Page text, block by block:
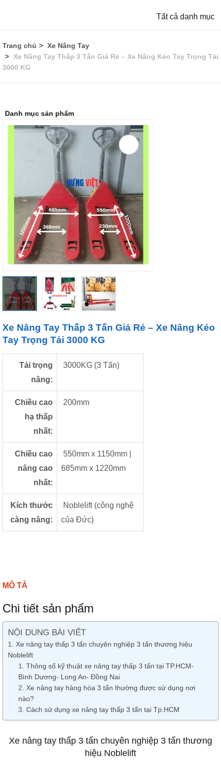
Tất cả danh mục
Trang chủ
Xe Nâng Tay
Xe Nâng Tay Thấp 3 Tấn Giá Rẻ – Xe Nâng Kéo Tay Trọng Tải
3000 KG
Danh mục sản phẩm
Xe Nâng Tay Thấp 3 Tấn Giá Rẻ – Xe Nâng Kéo
Tay Trọng Tải 3000 KG
Tải trọng
nâng:
3000KG (3 Tấn)
Chiều cao
hạ thấp
nhất:
200mm
Chiều cao
nâng cao
nhất:
550mm x 1150mm |
685mm x 1220mm
Kích thước
càng nâng:
Noblelift (công nghệ
của Đức)
MÔ TẢ
Chi tiết sản phẩm
NỘI DUNG BÀI VIẾT
Xe nâng tay thấp 3 tấn chuyên nghiệp 3 tấn thương hiệu
Noblelift
Thông số kỹ thuật xe nâng tay thấp 3 tấn tại TP.HCM-
Bình Dương- Long An- Đồng Nai
Xe nâng tay hàng hóa 3 tấn thường được sử dụng nơi
nào?
Cách sử dụng xe nâng tay thấp 3 tấn tại Tp.HCM
Xe nâng tay thấp 3 tấn chuyên nghiệp 3 tấn thương
hiệu Noblelift